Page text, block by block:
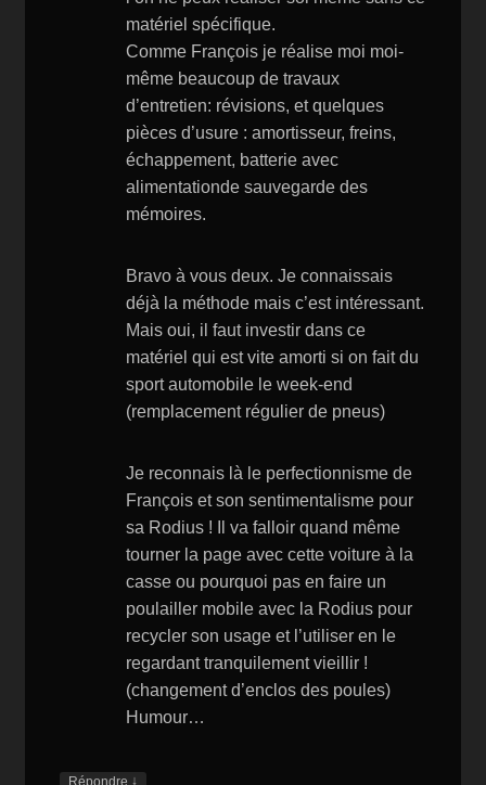
matériel spécifique.
Comme François je réalise moi moi-
même beaucoup de travaux
d’entretien: révisions, et quelques
pièces d’usure : amortisseur, freins,
échappement, batterie avec
alimentationde sauvegarde des
mémoires.
Bravo à vous deux. Je connaissais
déjà la méthode mais c’est intéressant.
Mais oui, il faut investir dans ce
matériel qui est vite amorti si on fait du
sport automobile le week-end
(remplacement régulier de pneus)
Je reconnais là le perfectionnisme de
François et son sentimentalisme pour
sa Rodius ! Il va falloir quand même
tourner la page avec cette voiture à la
casse ou pourquoi pas en faire un
poulailler mobile avec la Rodius pour
recycler son usage et l’utiliser en le
regardant tranquilement vieillir !
(changement d’enclos des poules)
Humour…
↓